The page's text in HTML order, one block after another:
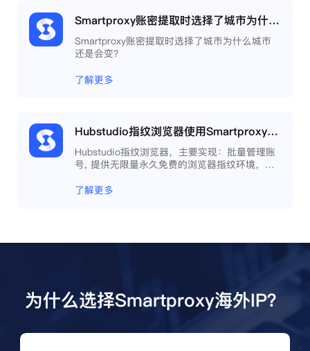
Smartproxy账密提取时选择了城市为什么城市还是会变？
Smartproxy账密提取时选择了城市为什么城市
还是会变？
了解更多
Hubstudio指纹浏览器使用Smartproxy教程
Hubstudio指纹浏览器，主要实现：批量管理账
号, 提供无限量永久免费的浏览器指纹环境，并
工作效率 。
了解更多
为什么选择Smartproxy海外IP？